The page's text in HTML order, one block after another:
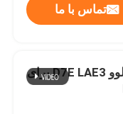
تماس با ما
162KW موتور ولوو D7E LAE3 برای